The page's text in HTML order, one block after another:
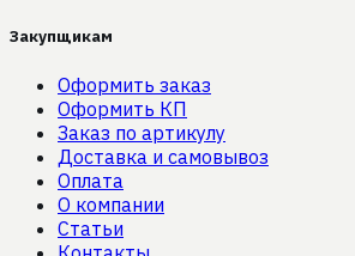
Закупщикам
Оформить заказ
Оформить КП
Заказ по артикулу
Доставка и самовывоз
Оплата
О компании
Статьи